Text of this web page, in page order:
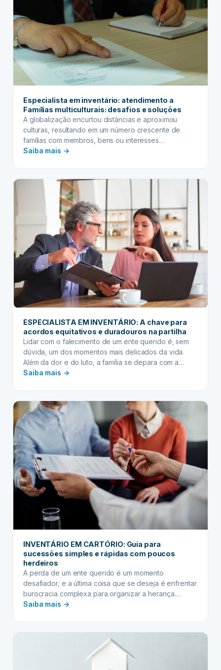
tempo
e
produtividade
para
otimizar
processos
Especialista em inventário: atendimento a
Famílias multiculturais: desafios e soluções
A globalização encurtou distâncias e aproximou
culturas, resultando em um número crescente de
famílias com membros, bens ou interesses
espalhados por diferentes países. Nesse cenário
crucial. Lidar com o processo sucessório de famílias
multiculturais e com patrimônio transnacional
apresenta um conjunto único…
Saiba mais →:
inventário:
atendimento
a
Famílias
multiculturais:
desafios
e
soluções
ESPECIALISTA EM INVENTÁRIO: A chave para
acordos equitativos e duradouros na partilha
Lidar com o falecimento de um ente querido é, sem
dúvida, um dos momentos mais delicados da vida.
Além da dor e do luto, a família se depara com a
complexidade do processo de inventário – a
pode se transformar…
Saiba mais →:
INVENTÁRIO:
acordos
equitativos
duradouros
na
partilha
INVENTÁRIO EM CARTÓRIO: Guia para
sucessões simples e rápidas com poucos
herdeiros
A perda de um ente querido é um momento
desafiador, e a última coisa que se deseja é enfrentar
burocracia complexa para organizar a herança.
Felizmente, para muitas famílias, existe um caminho
aqueles com poucos herdeiros e bens de…
Saiba mais →: